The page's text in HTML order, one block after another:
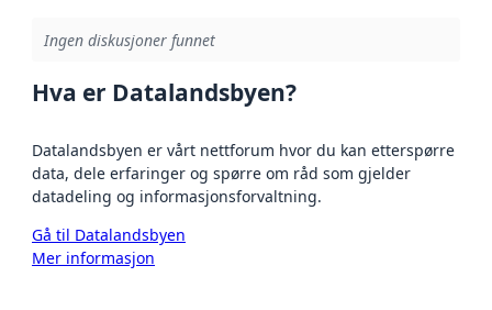
Ingen diskusjoner funnet
Hva er Datalandsbyen?
Datalandsbyen er vårt nettforum hvor du kan etterspørre
data, dele erfaringer og spørre om råd som gjelder
datadeling og informasjonsforvaltning.
Gå til Datalandsbyen
Mer informasjon